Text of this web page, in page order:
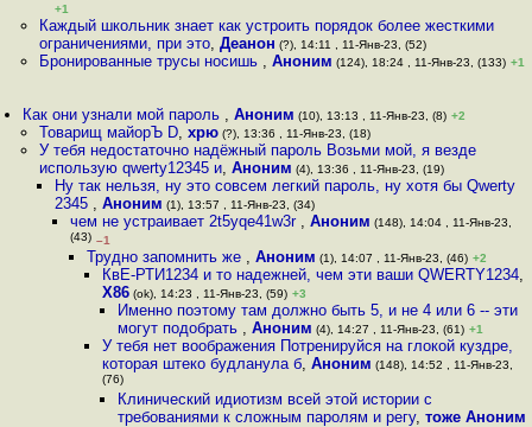
+1
Каждый школьник знает как устроить порядок более жесткими
ограничениями, при это, Деанон (?), 14:11 , 11-Янв-23, (52)
Бронированные трусы носишь , Аноним (124), 18:24 , 11-Янв-23, (133) +1
Как они узнали мой пароль ,Аноним (10), 13:13 , 11-Янв-23, (8) +2
Товарищ майорЪ D, хрю(?), 13:36 , 11-Янв-23, (18)
У тебя недостаточно надёжный пароль Возьми мой, я везде
использую qwerty12345 и, Аноним (4), 13:36 , 11-Янв-23, (19)
Ну так нельзя, ну это совсем легкий пароль, ну хотя бы Qwerty
2345 , Аноним (1), 13:57 , 11-Янв-23, (34)
чем не устраивает 2t5yqe41w3r ,Аноним (148), 14:04 , 11-Янв-23,
(43) –1
Трудно запомнить же , Аноним (1), 14:07 , 11-Янв-23, (46) +2
КвЕ-РТИ1234 и то надежней, чем эти ваши QWERTY1234,
X86(ok), 14:23 , 11-Янв-23, (59) +3
Именно поэтому там должно быть 5, и не 4 или 6 -- эти
могут подобрать ,Аноним (4), 14:27 , 11-Янв-23, (61) +1
У тебя нет воображения Потренируйся на глокой куздре,
которая штеко будланула б, Аноним (148), 14:52 , 11-Янв-23,
(76)
Клинический идиотизм всей этой истории с
требованиями к сложным паролям и регу,тоже Аноним